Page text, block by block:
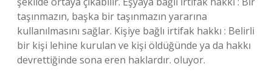
taşınmazın, başka bir taşınmazın yararına
kullanılmasını sağlar. Kişiye bağlı irtifak hakkı : Belirli
bir kişi lehine kurulan ve kişi öldüğünde ya da hakkı
devrettiğinde sona eren haklardır. oluyor.